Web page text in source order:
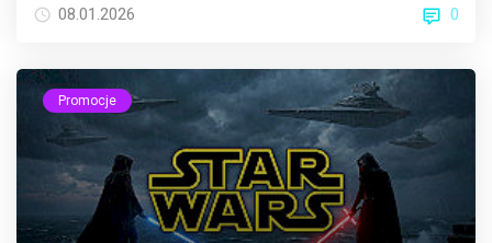
08.01.2026 0
Promocje